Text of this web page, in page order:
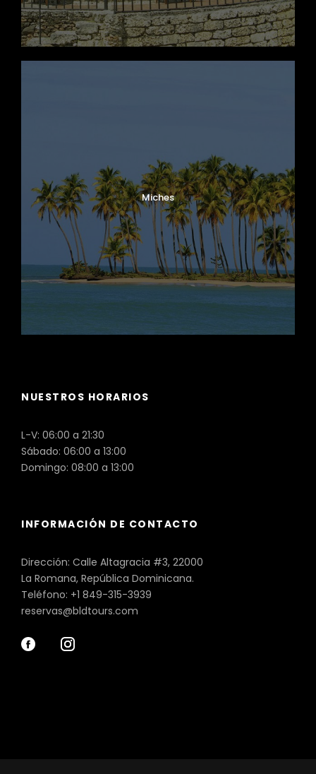
Miches
NUESTROS HORARIOS
L-V: 06:00 a 21:30
Sábado: 06:00 a 13:00
Domingo: 08:00 a 13:00
INFORMACIÓN DE CONTACTO
Dirección: Calle Altagracia #3, 22000
La Romana, República Dominicana.
Teléfono: +1 849-315-3939
reservas@bldtours.com